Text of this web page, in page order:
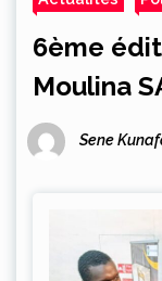
6ème
Moulina
Sene